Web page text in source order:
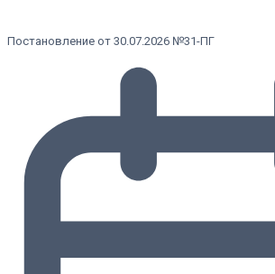
Постановление от 30.07.2026 №31-ПГ